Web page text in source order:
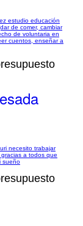
estudio educación
de comer, cambiar
de voluntaria en
cuentos, enseñar a
necesito trabajar
a todos que
sueño